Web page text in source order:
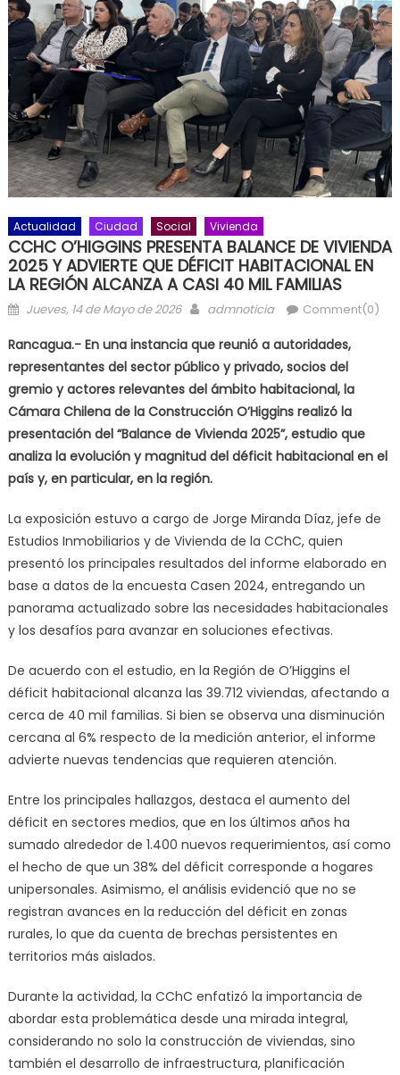
Actualidad Ciudad Social Vivienda
CCHC O’HIGGINS PRESENTA BALANCE DE VIVIENDA
2025 Y ADVIERTE QUE DÉFICIT HABITACIONAL EN
LA REGIÓN ALCANZA A CASI 40 MIL FAMILIAS
Posted on
Jueves, 14 de Mayo de 2026 Author
admnoticia Comment(0)
Rancagua.- En una instancia que reunió a autoridades,
representantes del sector público y privado, socios del
gremio y actores relevantes del ámbito habitacional, la
Cámara Chilena de la Construcción O’Higgins realizó la
presentación del “Balance de Vivienda 2025”, estudio que
analiza la evolución y magnitud del déficit habitacional en el
país y, en particular, en la región.
La exposición estuvo a cargo de Jorge Miranda Díaz, jefe de
Estudios Inmobiliarios y de Vivienda de la CChC, quien
presentó los principales resultados del informe elaborado en
base a datos de la encuesta Casen 2024, entregando un
panorama actualizado sobre las necesidades habitacionales
y los desafíos para avanzar en soluciones efectivas.
De acuerdo con el estudio, en la Región de O’Higgins el
déficit habitacional alcanza las 39.712 viviendas, afectando a
cerca de 40 mil familias. Si bien se observa una disminución
cercana al 6% respecto de la medición anterior, el informe
advierte nuevas tendencias que requieren atención.
Entre los principales hallazgos, destaca el aumento del
déficit en sectores medios, que en los últimos años ha
sumado alrededor de 1.400 nuevos requerimientos, así como
el hecho de que un 38% del déficit corresponde a hogares
unipersonales. Asimismo, el análisis evidenció que no se
registran avances en la reducción del déficit en zonas
rurales, lo que da cuenta de brechas persistentes en
territorios más aislados.
Durante la actividad, la CChC enfatizó la importancia de
abordar esta problemática desde una mirada integral,
considerando no solo la construcción de viviendas, sino
también el desarrollo de infraestructura, planificación